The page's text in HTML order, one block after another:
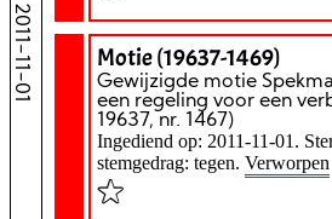
2011-11-01 Motie (19637-1469)
Gewijzigde motie
een regeling voor een
19637, nr. 1467)
Ingediend op: 2011-11-01.
stemgedrag: tegen. Verworpen